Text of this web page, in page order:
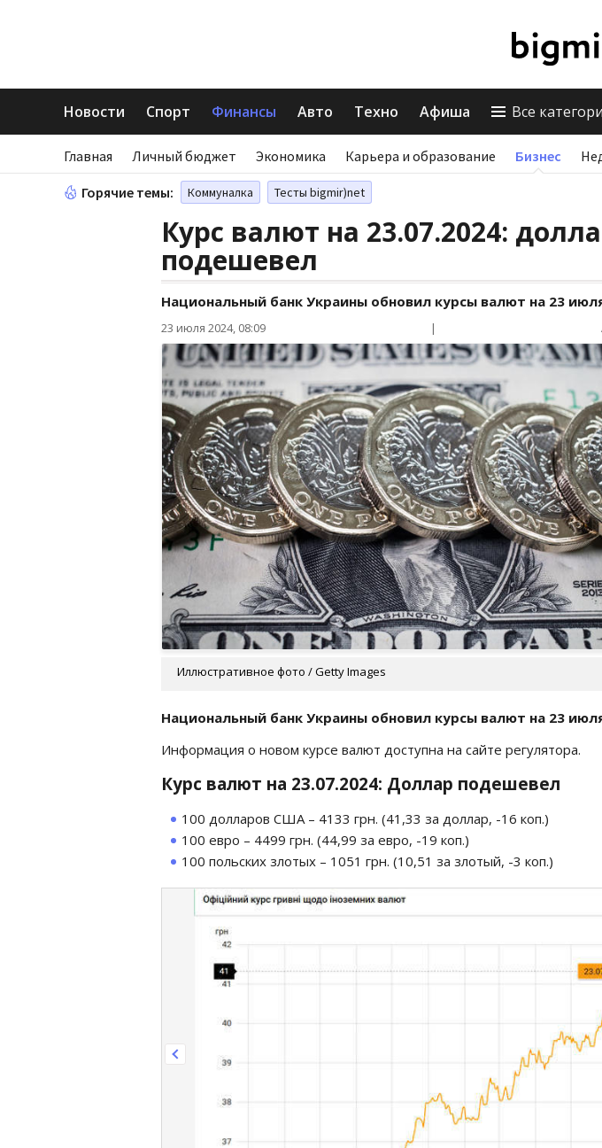
Новости Спорт Финансы Авто Техно Афиша Все
Главная Личный бюджет Экономика Карьера и образование Бизнес
Горячие темы: Коммуналка Тесты bigmir)net
Курс валют на 23.07.2024:
подешевел
Национальный банк Украины обновил курсы валют на 23
23 июля 2024, 08:09 |
Иллюстративное фото / Getty Images
Национальный банк Украины обновил курсы валют на 23
Информация о новом курсе валют доступна на сайте регулятора.
Курс валют на 23.07.2024: Доллар подешевел
100 долларов США – 4133 грн. (41,33 за доллар, -16 коп.)
100 евро – 4499 грн. (44,99 за евро, -19 коп.)
100 польских злотых – 1051 грн. (10,51 за злотый, -3 коп.)